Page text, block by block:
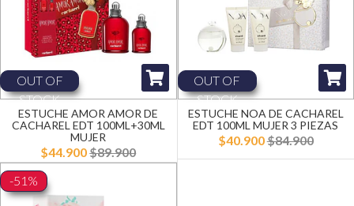
OUT OF
STOCK
ESTUCHE AMOR AMOR DE
CACHAREL EDT 100ML+30ML
MUJER
$44.900$89.900
OUT OF
STOCK
ESTUCHE NOA DE CACHAREL
EDT 100ML MUJER 3 PIEZAS
$40.900$84.900
-51%